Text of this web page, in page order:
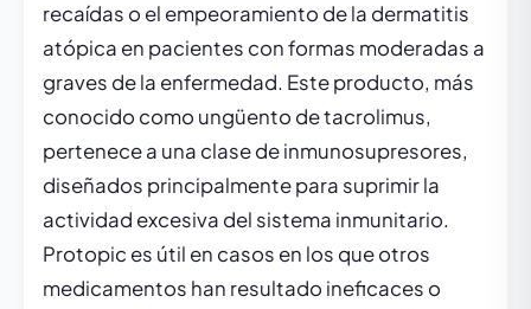
recaídas o el empeoramiento de la dermatitis
atópica en pacientes con formas moderadas a
graves de la enfermedad. Este producto, más
conocido como ungüento de tacrolimus,
pertenece a una clase de inmunosupresores,
diseñados principalmente para suprimir la
actividad excesiva del sistema inmunitario.
Protopic es útil en casos en los que otros
medicamentos han resultado ineficaces o